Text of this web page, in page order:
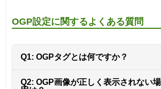
OGP設定に関するよくある質問
Q1: OGPタグとは何ですか？
Q2: OGP画像が正しく表示されない